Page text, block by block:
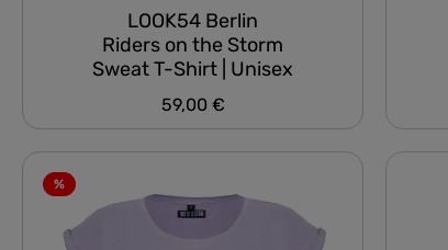
LOOK54 Berlin
Riders on the Storm
Sweat T-Shirt | Unisex
Regulärer Preis:
59,00 €
%